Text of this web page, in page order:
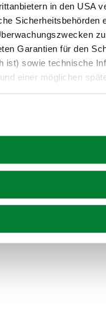
in den USA
Sicherheitsbehörden
Garantien für den
ist) sowie technische
einer möglichen